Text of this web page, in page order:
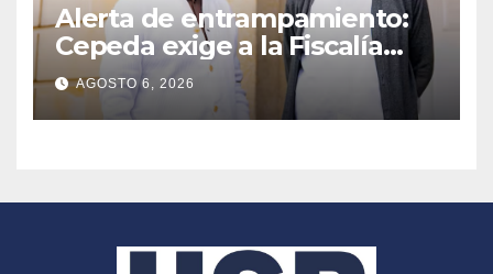
Alerta de entrampamiento:
Cepeda exige a la Fiscalía
revelar si existe una
operación encubierta de la
DEA contra él y Gustavo
AGOSTO 6, 2026